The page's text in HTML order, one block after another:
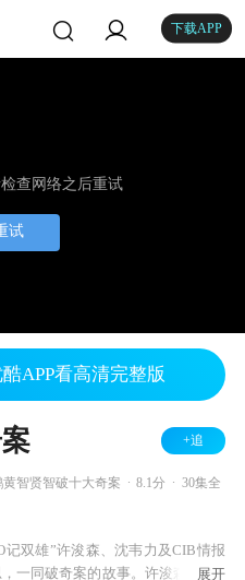
下载APP
查网络之后重试
试
APP看高清完整版
+追
黄智贤智破十大奇案 8.1分 30集全
记双雄”许浚森、沈韦力及CIB情报
一同破奇案的故事。许浚森是O记
展开